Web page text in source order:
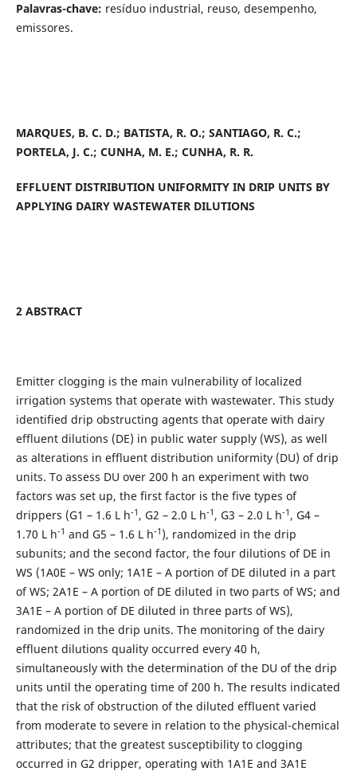
Palavras-chave: resíduo industrial, reuso, desempenho,
emissores.
MARQUES, B. C. D.; BATISTA, R. O.; SANTIAGO, R. C.;
PORTELA, J. C.; CUNHA, M. E.; CUNHA, R. R.
EFFLUENT DISTRIBUTION UNIFORMITY IN DRIP UNITS BY
APPLYING DAIRY WASTEWATER DILUTIONS
2 ABSTRACT
Emitter clogging is the main vulnerability of localized
irrigation systems that operate with wastewater. This study
identified drip obstructing agents that operate with dairy
effluent dilutions (DE) in public water supply (WS), as well
as alterations in effluent distribution uniformity (DU) of drip
units. To assess DU over 200 h an experiment with two
factors was set up, the first factor is the five types of
drippers (G1 – 1.6 L h-1 , G2 – 2.0 L h-1 , G3 – 2.0 L h-1 , G4 –
1.70 L h-1 and G5 – 1.6 L h-1 ), randomized in the drip
subunits; and the second factor, the four dilutions of DE in
WS (1A0E – WS only; 1A1E – A portion of DE diluted in a part
of WS; 2A1E – A portion of DE diluted in two parts of WS; and
3A1E – A portion of DE diluted in three parts of WS),
randomized in the drip units. The monitoring of the dairy
effluent dilutions quality occurred every 40 h,
simultaneously with the determination of the DU of the drip
units until the operating time of 200 h. The results indicated
that the risk of obstruction of the diluted effluent varied
from moderate to severe in relation to the physical-chemical
attributes; that the greatest susceptibility to clogging
occurred in G2 dripper, operating with 1A1E and 3A1E